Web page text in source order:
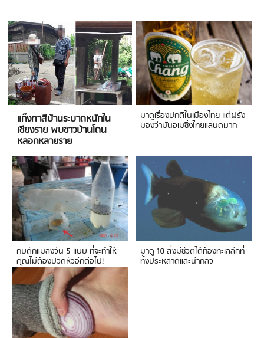
แก๊งทาสีบ้านระบาดหนักใน
เชียงราย พบชาวบ้านโดน
หลอกหลายราย
มาดูเรื่องปกติในเมืองไทย แต่ฝรั่ง
มองว่ามันอเมซิ่งไทยแลนด์มาก
กับดักแมลงวัน 5 แบบ ที่จะทำให้
คุณไม่ต้องปวดหัวอีกต่อไป!
มาดู 10 สิ่งมีชีวิตใต้ท้องทะเลลึกที่
ทั้งประหลาดและน่ากลัว